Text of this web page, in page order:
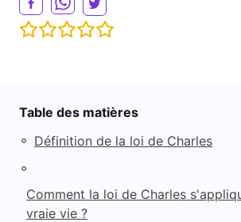
Table des matières
◦ Définition de la loi de Charles
◦
Comment la loi de Charles
vraie vie ?